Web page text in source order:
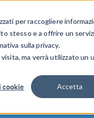
per raccogliere
stesso e a offrire un
sulla privacy.
ma verrà utilizzato un
cookie Accetta